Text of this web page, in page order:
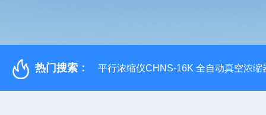
热门搜索： 平行浓缩仪CHNS-16K 全自动真空浓缩